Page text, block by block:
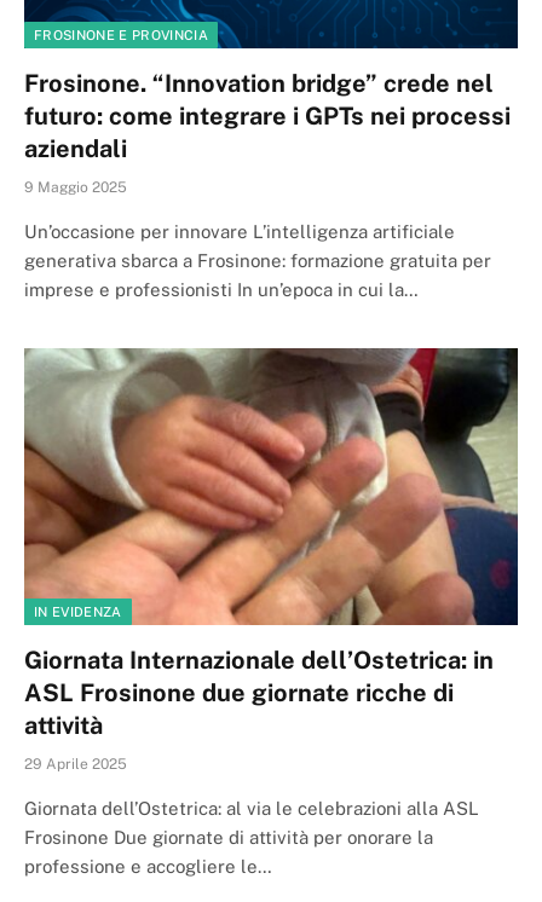
FROSINONE E PROVINCIA
Frosinone. “Innovation bridge” crede nel
futuro: come integrare i GPTs nei processi
aziendali
9 Maggio 2025
Un’occasione per innovare L’intelligenza artificiale
generativa sbarca a Frosinone: formazione gratuita per
imprese e professionisti In un’epoca in cui la…
IN EVIDENZA
Giornata Internazionale dell’Ostetrica: in
ASL Frosinone due giornate ricche di
attività
29 Aprile 2025
Giornata dell’Ostetrica: al via le celebrazioni alla ASL
Frosinone Due giornate di attività per onorare la
professione e accogliere le…